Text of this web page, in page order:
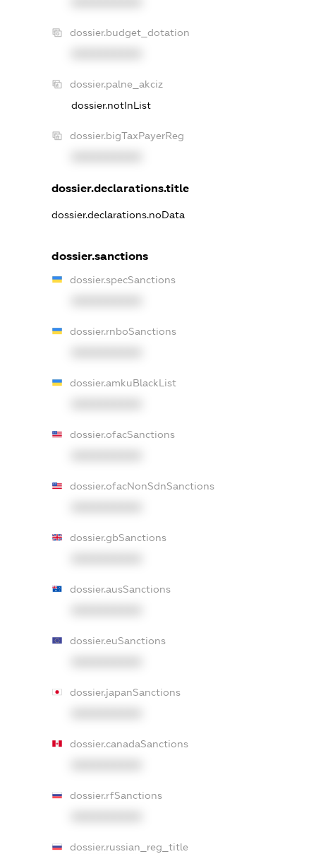
dossier.budget_dotation
dossier.palne_akciz
dossier.notInList
dossier.bigTaxPayerReg
dossier.declarations.title
dossier.declarations.noData
dossier.sanctions
dossier.specSanctions
dossier.rnboSanctions
dossier.amkuBlackList
dossier.ofacSanctions
dossier.ofacNonSdnSanctions
dossier.gbSanctions
dossier.ausSanctions
dossier.euSanctions
dossier.japanSanctions
dossier.canadaSanctions
dossier.rfSanctions
dossier.russian_reg_title